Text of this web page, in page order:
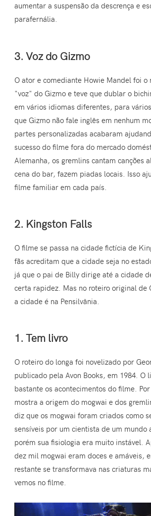
aumentar a suspensão da descrença e
parafernália.
3. Voz do Gizmo
O ator e comediante Howie Mandel foi o
"voz" do Gizmo e teve que dublar o
em vários idiomas diferentes, para
que Gizmo não fale inglês em nenhum
partes personalizadas acabaram
sucesso do filme fora do mercado
Alemanha, os gremlins cantam canções
cena do bar, fazem piadas locais. Isso
filme familiar em cada país.
2. Kingston Falls
O filme se passa na cidade fictícia de
fãs acreditam que a cidade seja no
já que o pai de Billy dirige até a cidade
certa rapidez. Mas no roteiro original de
a cidade é na Pensilvânia.
1. Tem livro
O roteiro do longa foi novelizado por
publicado pela Avon Books, em 1984. O
bastante os acontecimentos do filme.
mostra a origem do mogwai e dos
diz que os mogwai foram criados como
sensíveis por um cientista de um mundo
porém sua fisiologia era muito instável.
dez mil mogwai eram doces e amáveis,
restante se transformava nas criaturas
vemos no filme.